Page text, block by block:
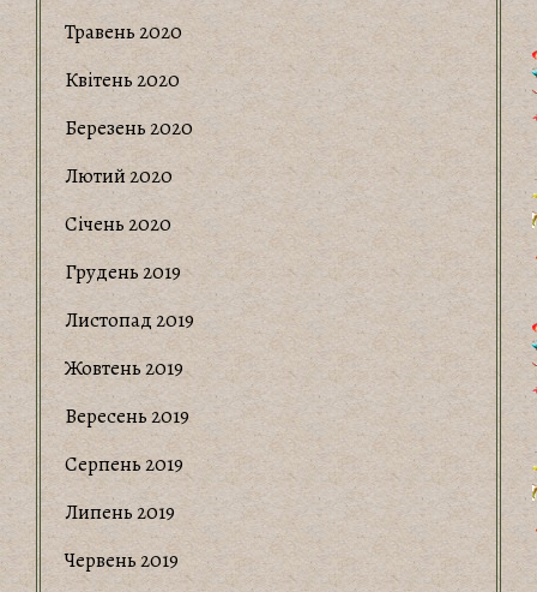
Травень 2020
Квітень 2020
Березень 2020
Лютий 2020
Січень 2020
Грудень 2019
Листопад 2019
Жовтень 2019
Вересень 2019
Серпень 2019
Липень 2019
Червень 2019